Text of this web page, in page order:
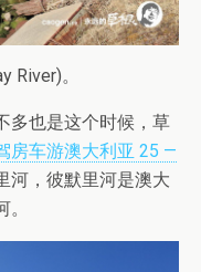
River)。
多也是这个时候，草
房车游澳大利亚 25 —
河，彼默里河是澳大